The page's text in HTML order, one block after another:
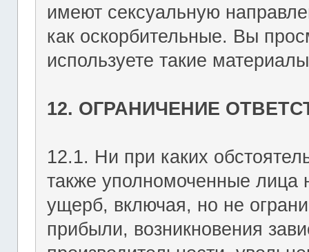
имеют сексуальную
как оскорбительные. Вы
используете такие
12. ОГРАНИЧЕНИЕ
12.1. Ни при каких
также уполномоченные лица
ущерб, включая, но не
прибыли, возникновения